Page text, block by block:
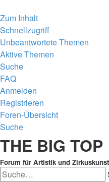
Zum Inhalt
Schnellzugriff
Unbeantwortete Themen
Aktive Themen
Suche
FAQ
Anmelden
Registrieren
Foren-Übersicht
Suche
THE BIG TOP
Forum für Artistik und Zirkuskunst